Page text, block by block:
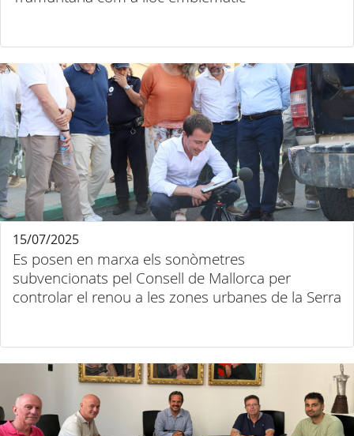
Es posen en marxa els sonòmetres
subvencionats pel Consell de Mallorca per
controlar el renou a les zones urbanes de la Serra
15/07/2025